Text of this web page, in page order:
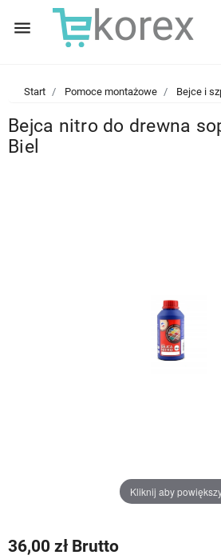
menu
Start Pomoce montażowe Bejce i
Bejca nitro do drewna
Biel
Kliknij aby
36,00 zł Brutto